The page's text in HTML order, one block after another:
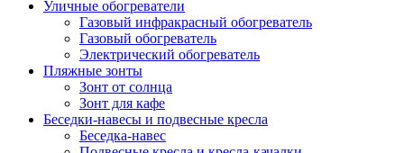
Уличные обогреватели
Газовый инфракрасный обогреватель
Газовый обогреватель
Электрический обогреватель
Пляжные зонты
Зонт от солнца
Зонт для кафе
Беседки-навесы и подвесные кресла
Беседка-навес